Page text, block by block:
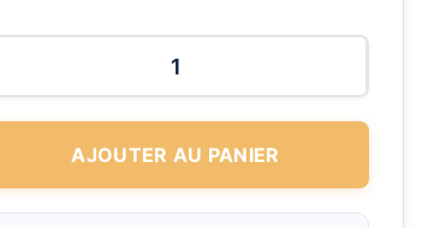
à
AJOUTER AU PANIER